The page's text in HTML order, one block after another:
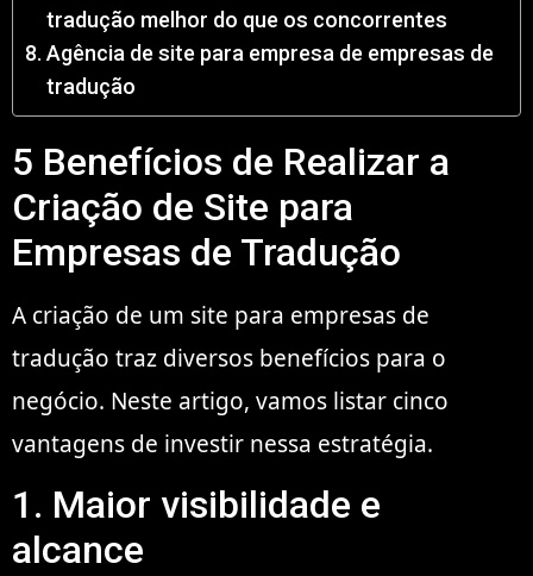
tradução melhor do que os concorrentes
Agência de site para empresa de empresas de
tradução
5 Benefícios de Realizar a
Criação de Site para
Empresas de Tradução
A criação de um site para empresas de
tradução traz diversos benefícios para o
negócio. Neste artigo, vamos listar cinco
vantagens de investir nessa estratégia.
1. Maior visibilidade e
alcance